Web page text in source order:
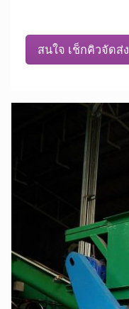
สนใจ เช็กคิวจัดส่ง